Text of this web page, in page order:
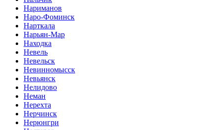
Нариманов
Наро-Фоминск
Нарткала
Нарьян-Мар
Находка
Невель
Невельск
Невинномысск
Невьянск
Нелидово
Неман
Нерехта
Нерчинск
Нерюнгри